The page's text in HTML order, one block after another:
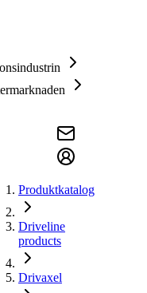
Produktkatalog
Driveline
products
Drivaxel